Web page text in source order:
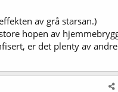
av grå starsan.)
hopen av
er det plenty av andre